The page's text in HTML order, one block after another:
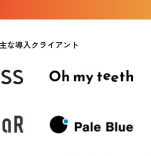
主な導入クライアント